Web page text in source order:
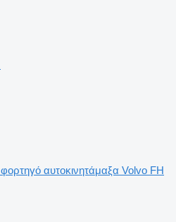
φορτηγό αυτοκινητάμαξα Volvo FH